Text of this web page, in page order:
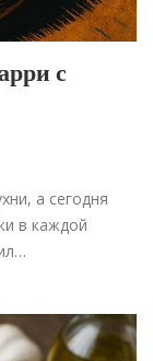
с
а сегодня
в каждой